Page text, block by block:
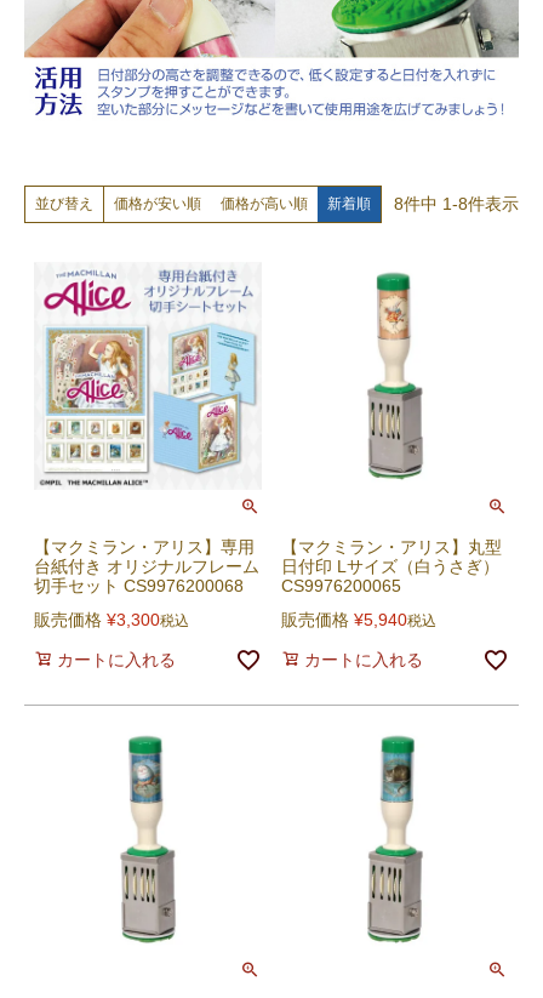
並び替え 価格が安い順 価格が高い順 新着順 8件中 1-8件表示
【マクミラン・アリス】専用
台紙付き オリジナルフレーム
切手セット CS9976200068
販売価格 ¥3,300税込
カートに入れる
【マクミラン・アリス】丸型
日付印 Lサイズ（白うさぎ）
CS9976200065
販売価格 ¥5,940税込
カートに入れる